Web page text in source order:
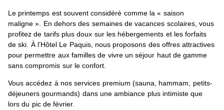
Le printemps est souvent considéré comme la « saison
maligne ». En dehors des semaines de vacances scolaires, vous
profitez de tarifs plus doux sur les hébergements et les forfaits
de ski. À l’Hôtel Le Paquis, nous proposons des offres attractives
pour permettre aux familles de vivre un séjour haut de gamme
sans compromis sur le confort.
Vous accédez à nos services premium (sauna, hammam, petits-
déjeuners gourmands) dans une ambiance plus intimiste que
lors du pic de février.